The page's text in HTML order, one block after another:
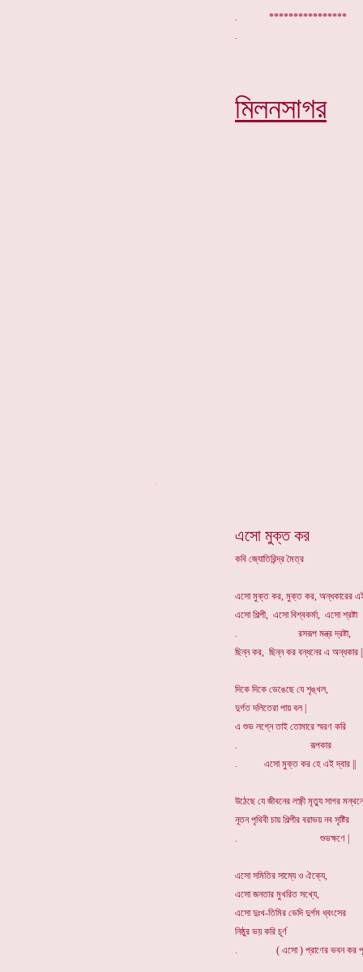
.
মিলনসাগর
এসো মুক্ত কর
কবি জ্যোতিরিন্দ্র মৈত্র
এসো মুক্ত কর, মুক্ত কর, অন্ধকারের এই
এসো শিল্পী, এসো বিশ্বকর্মা, এসো শ্রষ্টা
. রসরূপ মন্ত্র দ্রষ্টা,
ছিন্ন কর, ছিন্ন কর বন্ধনের এ অন্ধকার ||
দিকে দিকে ভেঙেছে যে শৃঙ্খল,
দুর্গত দলিতেরা পায় বল |
এ শুভ লগ্নে তাই তোমারে স্মরণ করি
. রূপকার
. এসো মুক্ত কর হে এই দ্বার ||
উঠেছে যে জীবনের লক্ষ্ণী মৃত্যু সাগর
নূতন পৃথিবী চায় শিল্পীর বরাভয় নব সৃষ্টির
. শুভক্ষণে |
এসো সমিতির সাম্যে ও ঐক্যে,
এসো জনতার মুখরিত সখ্যে,
এসো দুঃখ-তিমির ভেদি দুর্গম ধ্বংসের
নিষ্ঠুর ভয় করি চূর্ণ
. ( এসো ) প্রাণের ভবন কর